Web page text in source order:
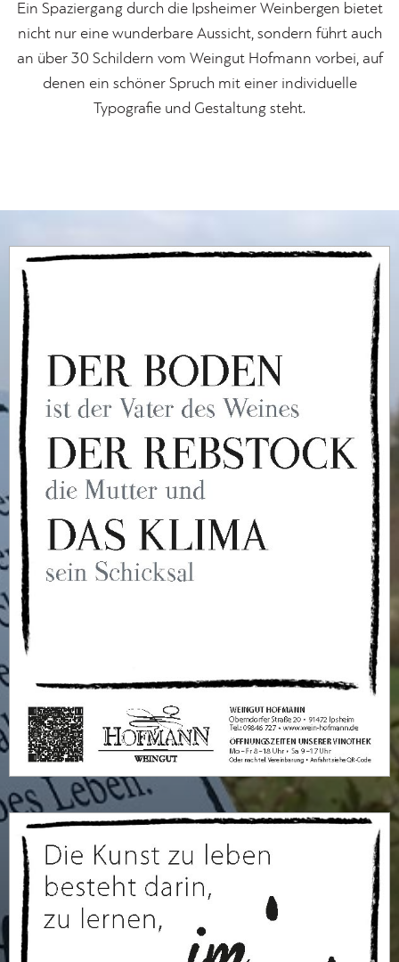
Ein Spaziergang durch die Ipsheimer Weinbergen bietet
nicht nur eine wunderbare Aussicht, sondern führt auch
an über 30 Schildern vom Weingut Hofmann vorbei, auf
denen ein schöner Spruch mit einer individuelle
Typografie und Gestaltung steht.